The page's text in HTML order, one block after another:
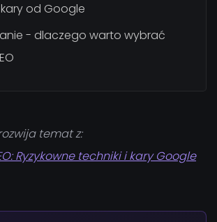
od Google
- dlaczego warto wybrać
temat z:
Ryzykowne techniki i kary Google